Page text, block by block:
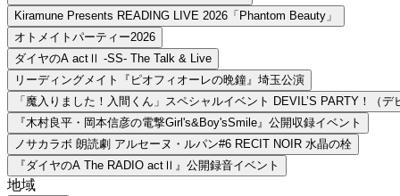
地域